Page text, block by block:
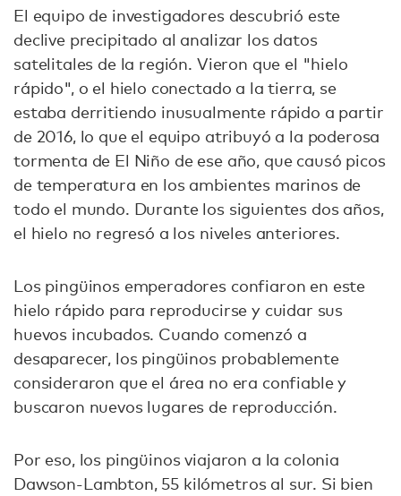
El equipo de investigadores descubrió este
declive precipitado al analizar los datos
satelitales de la región. Vieron que el "hielo
rápido", o el hielo conectado a la tierra, se
estaba derritiendo inusualmente rápido a partir
de 2016, lo que el equipo atribuyó a la poderosa
tormenta de El Niño de ese año, que causó picos
de temperatura en los ambientes marinos de
todo el mundo. Durante los siguientes dos años,
el hielo no regresó a los niveles anteriores.
Los pingüinos emperadores confiaron en este
hielo rápido para reproducirse y cuidar sus
huevos incubados. Cuando comenzó a
desaparecer, los pingüinos probablemente
consideraron que el área no era confiable y
buscaron nuevos lugares de reproducción.
Por eso, los pingüinos viajaron a la colonia
Dawson-Lambton, 55 kilómetros al sur. Si bien